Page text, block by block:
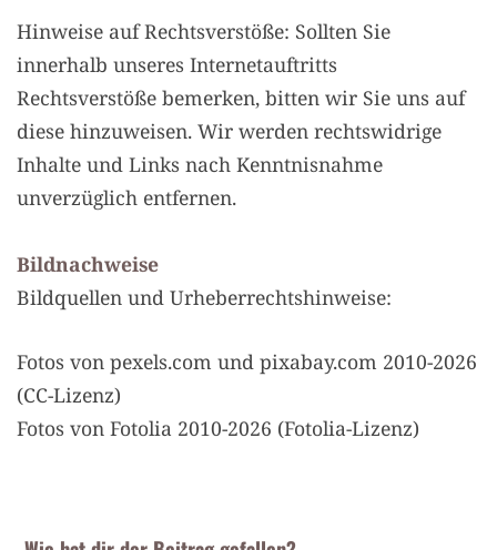
Hinweise auf Rechtsverstöße: Sollten Sie
innerhalb unseres Internetauftritts
Rechtsverstöße bemerken, bitten wir Sie uns auf
diese hinzuweisen. Wir werden rechtswidrige
Inhalte und Links nach Kenntnisnahme
unverzüglich entfernen.
Bildnachweise
Bildquellen und Urheberrechtshinweise:
Fotos von pexels.com und pixabay.com 2010-2026
(CC-Lizenz)
Fotos von Fotolia 2010-2026 (Fotolia-Lizenz)